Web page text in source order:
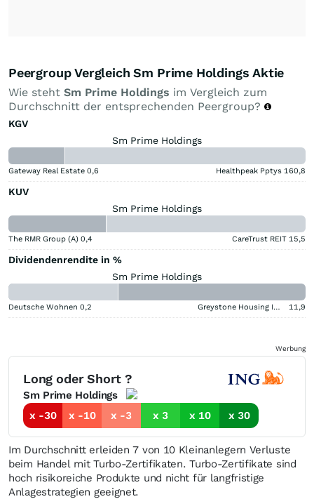
Peergroup Vergleich Sm Prime Holdings Aktie
Wie steht Sm Prime Holdings im Vergleich zum
Durchschnitt der entsprechenden Peergroup?
KGV
Sm Prime Holdings
Gateway Real Estate 0,6 Healthpeak Pptys 160,8
KUV
Sm Prime Holdings
The RMR Group (A) 0,4 CareTrust REIT 15,5
Dividendenrendite in %
Sm Prime Holdings
Deutsche Wohnen 0,2 Greystone Housing Impact Investors LP Benef Unit Cert 11,9
Werbung
Long oder Short ?
Sm Prime Holdings
x -30
x -10 x -3 x 3 x 10 x 30
Im Durchschnitt erleiden 7 von 10 Kleinanlegern Verluste
beim Handel mit Turbo-Zertifikaten. Turbo-Zertifikate sind
hoch risikoreiche Produkte und nicht für langfristige
Anlagestrategien geeignet.